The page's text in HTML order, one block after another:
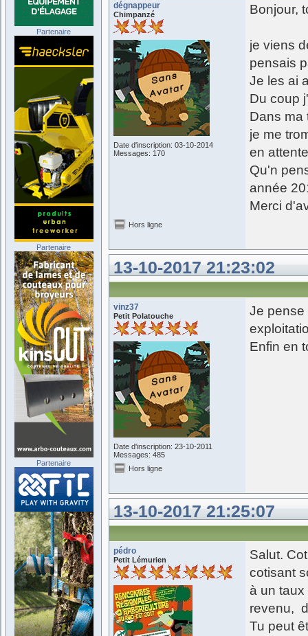
dégnappeur
Chimpanzé
Date d'inscription: 03-10-2014
Messages: 170
Bonjour,
je viens
pensais
Je les ai
Du coup
Dans ma
je me
en
Qu'n
année
Merci
Hors ligne
13-10-2017 21:23:02
vinz37
Petit Polatouche
Date d'inscription: 23-10-2011
Messages: 485
Je pense
Enfin en
Hors ligne
13-10-2017 21:25:07
pédro
Petit Lémurien
Salut.
cotisant
à un taux
revenu,
Tu peut
Partenaire
Partenaire
Partenaire